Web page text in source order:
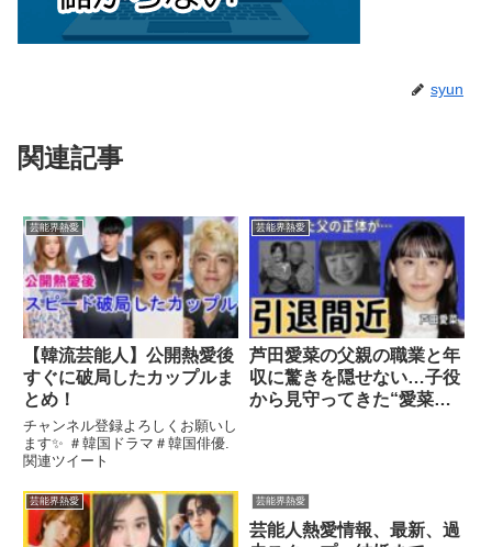
syun
関連記事
芸能界熱愛
【韓流芸能人】公開熱愛後
すぐに破局したカップルま
とめ！
チャンネル登録よろしくお願いし
ます✨ ＃韓国ドラマ＃韓国俳優.
関連ツイート
芸能界熱愛
芦田愛菜の父親の職業と年
収に驚きを隠せない…子役
から見守ってきた“愛菜ち
芸能界熱愛 芸能界熱愛
芸能人熱愛情報、最新、過